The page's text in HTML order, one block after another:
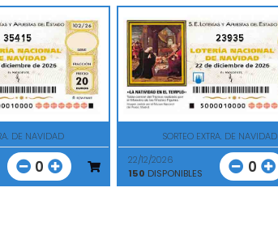
35415
DE NAVIDAD
0
23935
SORTEO EXTRA. DE NAVIDAD
22/12/2026
150 DISPONIBLES 0